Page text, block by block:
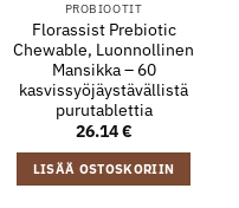
PROBIOOTIT
Florassist Prebiotic
Chewable, Luonnollinen
Mansikka – 60
kasvissyöjäystävällistä
purutablettia
26.14€
LISÄÄ OSTOSKORIIN